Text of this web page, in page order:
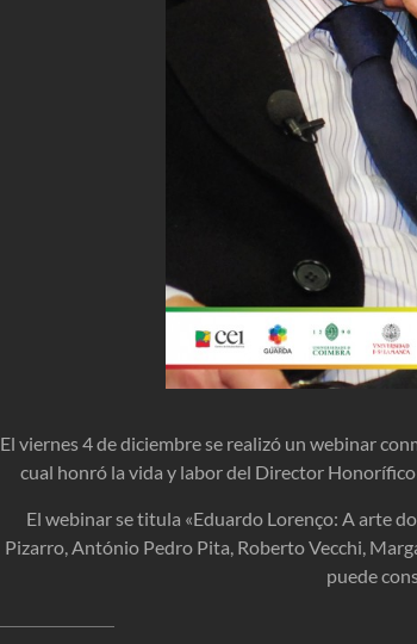
El viernes 4 de diciembre se realizó un webinar
cual honró la vida y labor del Director
El webinar se titula «Eduardo Lorenço: A arte
Pizarro, António Pedro Pita, Roberto Vecchi,
puede